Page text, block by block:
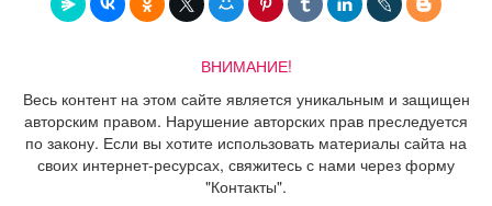
ВНИМАНИЕ!
Весь контент на этом сайте является уникальным и защищен
авторским правом. Нарушение авторских прав преследуется
по закону. Если вы хотите использовать материалы сайта на
своих интернет-ресурсах, свяжитесь с нами через форму
"Контакты".